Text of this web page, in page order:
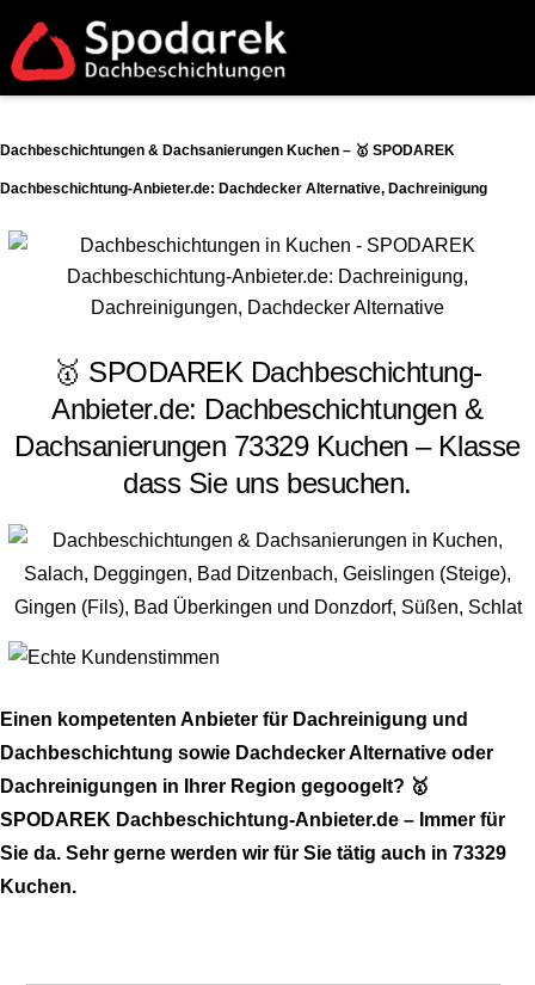
Dachbeschichtungen & Dachsanierungen Kuchen – 🥇 SPODAREK
Dachbeschichtung-Anbieter.de: Dachdecker Alternative, Dachreinigung
🥇 SPODAREK Dachbeschichtung-
Anbieter.de: Dachbeschichtungen &
Dachsanierungen 73329 Kuchen – Klasse
dass Sie uns besuchen.
Einen kompetenten Anbieter für Dachreinigung und
Dachbeschichtung sowie Dachdecker Alternative oder
Dachreinigungen in Ihrer Region gegoogelt? 🥇
SPODAREK Dachbeschichtung-Anbieter.de – Immer für
Sie da. Sehr gerne werden wir für Sie tätig auch in 73329
Kuchen.